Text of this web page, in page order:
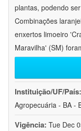
plantas, podendo
Combinações
enxertos limoeiro
Maravilha' (SM)
Instituição/UF/País:
Agropecuária - BA -
Vigência: Tue Dec